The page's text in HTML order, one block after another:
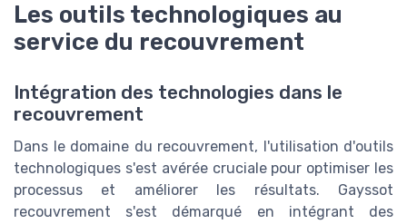
Les outils technologiques au
service du recouvrement
Intégration des technologies dans le
recouvrement
Dans le domaine du recouvrement, l'utilisation d'outils
technologiques s'est avérée cruciale pour optimiser les
processus et améliorer les résultats. Gayssot
recouvrement s'est démarqué en intégrant des